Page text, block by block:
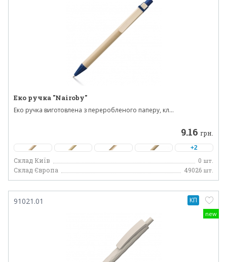
Еко ручка "Nairoby"
Еко ручка виготовлена ​​з переробленого паперу, кл...
9.16 грн.
+2
Склад Київ 0 шт.
Склад Європа 49026 шт.
new
91021.01 КП